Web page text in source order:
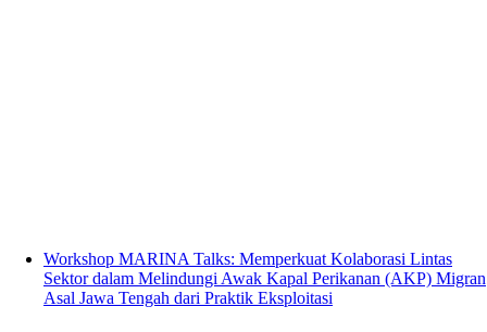
Workshop MARINA Talks: Memperkuat Kolaborasi Lintas
Sektor dalam Melindungi Awak Kapal Perikanan (AKP) Migran
Asal Jawa Tengah dari Praktik Eksploitasi